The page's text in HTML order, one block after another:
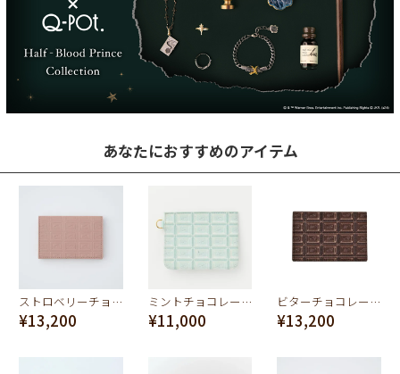
あなたにおすすめのアイテム
ストロベリーチョコレートバー カードケース（名刺入れ）
¥13,200
ミントチョコレート パスケース
¥11,000
ビターチョコレートカードケース（名刺入れ）
¥13,200